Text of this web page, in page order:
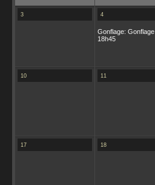
3 4
Gonflage: Gonflage
18h45
10 11
17 18